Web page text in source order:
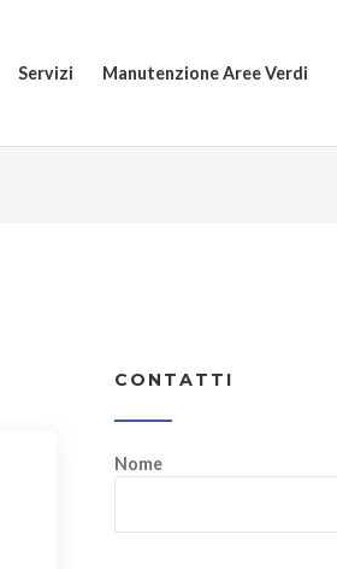
Servizi Manutenzione Aree Verdi
CONTATTI
Nome